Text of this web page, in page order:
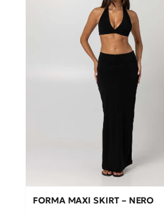
S/M
ΠΡΟΣΘΉΚΗ ΣΤΟ ΚΑΛΆΘΙ →
FORMA MAXI SKIRT – NERO